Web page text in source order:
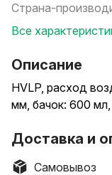
Страна-
Все
Описание
HVLP, расход
мм, бачок: 600
Доставка и
Самовывоз